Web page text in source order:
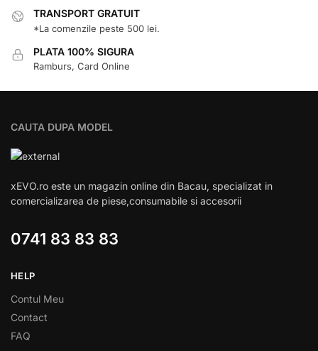
TRANSPORT GRATUIT
*La comenzile peste 500 lei.
PLATA 100% SIGURA
Ramburs, Card Online
CAUTA DUPA MODEL
xEVO.ro este un magazin online din Bacau, specializat in
comercializarea de piese,consumabile si accesorii
0741 83 83 83
HELP
Contul Meu
Contact
FAQ